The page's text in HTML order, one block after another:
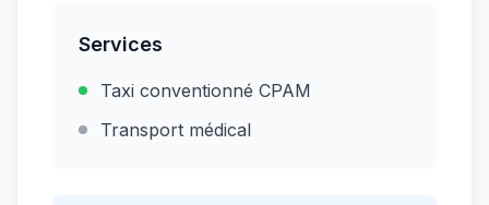
Services
Taxi conventionné CPAM
Transport médical